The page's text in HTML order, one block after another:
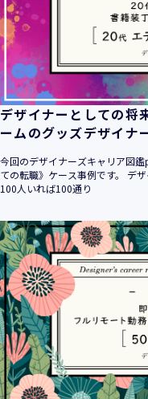
かに是正措置を講じま
当社は個人情報取扱い
速かつ誠実に対応致し
個人情報保護マネジメ
の変化と実情を踏まえ
をはかっていきます。
個人情報保護方針に関
情・相談窓口
株式会社 ユウクリ
〒151-0073 東京都渋
ル 7F
info@y-create.co.jp
電話番号：03-6712-
平成16年 2月 1日
平成21年 3月23日 改訂
平成23年 4月 1日 改訂
平成26年 9月10日 改訂
平成27年 6月24日 改訂
平成28年11月 1日 改訂
平成30年 7月 1日 改訂
デザイナーとしての将
ームのグッズデザイナ
今回のデザイナーズキャリア図
ての転職》ケース事例です。 デ
100人いれば100通り